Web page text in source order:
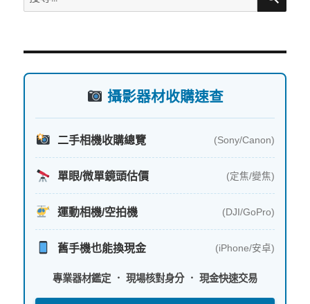
尋
鍵
字:
攝影器材收購速查
二手相機收購總覽 (Sony/Canon)
單眼/微單鏡頭估價 (定焦/變焦)
運動相機/空拍機 (DJI/GoPro)
舊手機也能換現金 (iPhone/安卓)
專業器材鑑定 ． 現場核對身分 ． 現金快速交易